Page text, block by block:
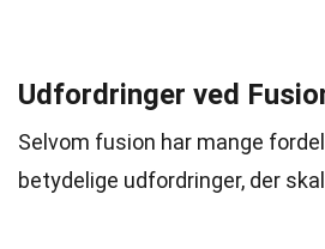
Udfordringer ved
Selvom fusion har mange
betydelige udfordringer, der